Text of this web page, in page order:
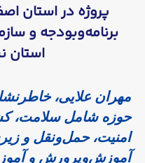
پروژه در استان
برنامه‌وبودجه و
استان
مهران علایی،
حوزه شامل سلامت،
امنیت، حمل‌ونقل و
آموزش‌وپرورش و